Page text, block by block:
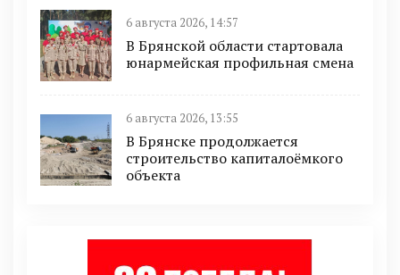
6 августа 2026, 14:57
В Брянской области стартовала
юнармейская профильная смена
6 августа 2026, 13:55
В Брянске продолжается
строительство капиталоёмкого
объекта